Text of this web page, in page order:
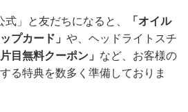
」と友だちになると、
「オイル
プカード」 や、ヘッドライトスチ
片目無料クーポン」 など、お客様の
る特典を数多く準備しておりま